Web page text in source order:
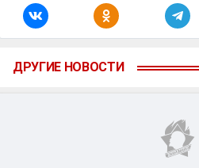
ДРУГИЕ НОВОСТИ